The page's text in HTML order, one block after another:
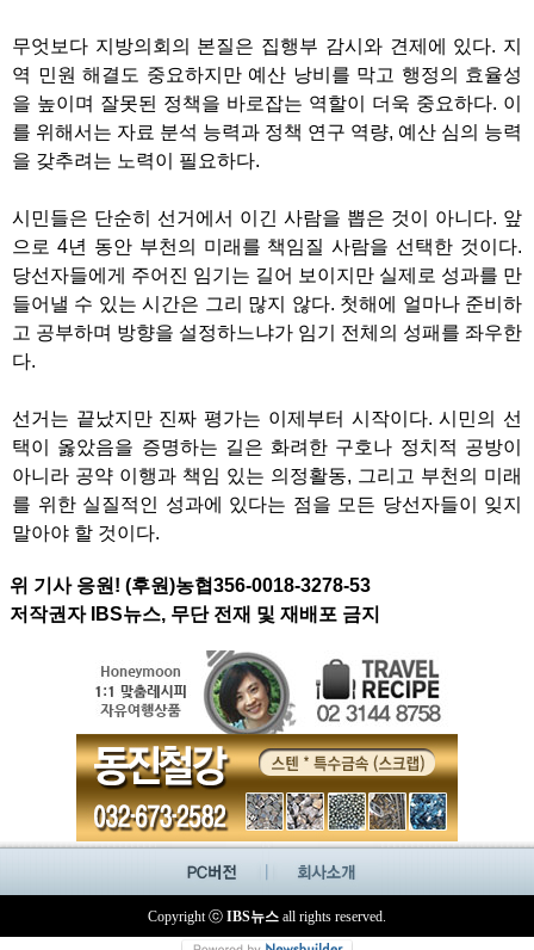
무엇보다 지방의회의 본질은 집행부 감시와 견제에 있다. 지
역 민원 해결도 중요하지만 예산 낭비를 막고 행정의 효율성
을 높이며 잘못된 정책을 바로잡는 역할이 더욱 중요하다. 이
를 위해서는 자료 분석 능력과 정책 연구 역량, 예산 심의 능력
을 갖추려는 노력이 필요하다.
시민들은 단순히 선거에서 이긴 사람을 뽑은 것이 아니다. 앞
으로 4년 동안 부천의 미래를 책임질 사람을 선택한 것이다.
당선자들에게 주어진 임기는 길어 보이지만 실제로 성과를 만
들어낼 수 있는 시간은 그리 많지 않다. 첫해에 얼마나 준비하
고 공부하며 방향을 설정하느냐가 임기 전체의 성패를 좌우한
다.
선거는 끝났지만 진짜 평가는 이제부터 시작이다. 시민의 선
택이 옳았음을 증명하는 길은 화려한 구호나 정치적 공방이
아니라 공약 이행과 책임 있는 의정활동, 그리고 부천의 미래
를 위한 실질적인 성과에 있다는 점을 모든 당선자들이 잊지
말아야 할 것이다.
위 기사 응원! (후원)농협356-0018-3278-53
저작권자 IBS뉴스, 무단 전재 및 재배포 금지
Copyright ⓒ IBS뉴스 all rights reserved.